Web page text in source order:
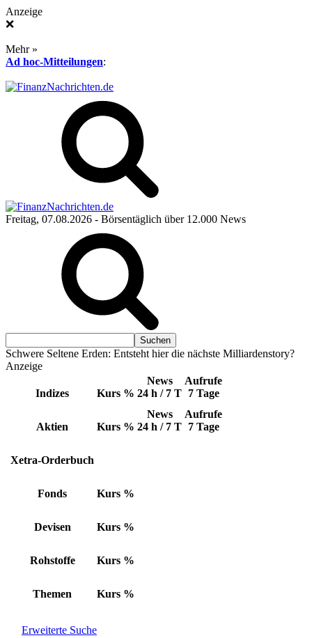
Anzeige
❌
Mehr »
Ad hoc-Mitteilungen:
Freitag, 07.08.2026 - Börsentäglich über 12.000 News
Schwere Seltene Erden: Entsteht hier die nächste Milliardenstory?
Anzeige
Indizes Kurs %
News
24 h / 7 T
Aufrufe
7 Tage
Aktien Kurs %
News
24 h / 7 T
Aufrufe
7 Tage
Xetra-Orderbuch
Fonds Kurs %
Devisen Kurs %
Rohstoffe Kurs %
Themen Kurs %
Erweiterte Suche